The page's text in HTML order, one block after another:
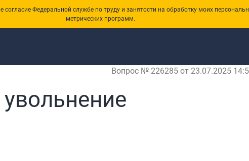
Федеральной службе по труду и занятости на обработку моих
метрических программ.
Вопрос № 226285 от 23.07.2025